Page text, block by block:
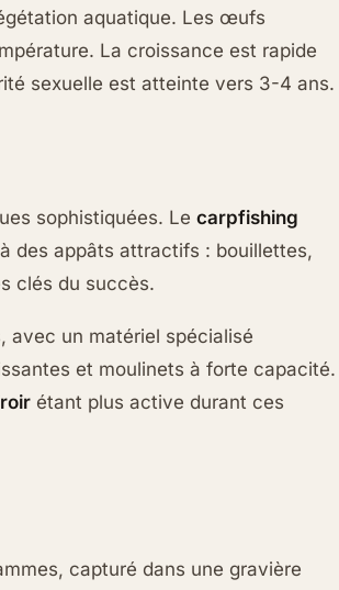
aquatique. Les œufs
La croissance est rapide
sexuelle est atteinte vers 3-4 ans.
sophistiquées. Le carpfishing
des appâts attractifs : bouillettes,
clés du succès.
avec un matériel spécialisé
et moulinets à forte capacité.
étant plus active durant ces
capturé dans une gravière